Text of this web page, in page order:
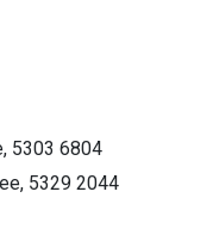
, 5303 6804
, 5329 2044